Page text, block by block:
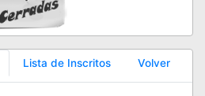
Lista de Inscritos Volver